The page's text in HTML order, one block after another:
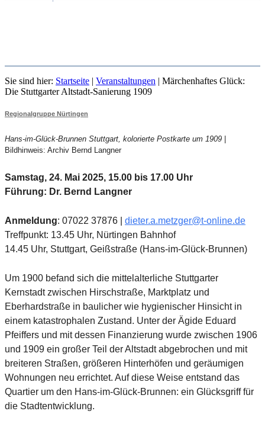
MÄRCHENHAFTES GLÜCK: DIE
STUTTGARTER ALTSTADT-
SANIERUNG 1909
Sie sind hier: Startseite | Veranstaltungen | Märchenhaftes Glück:
Die Stuttgarter Altstadt-Sanierung 1909
Regionalgruppe Nürtingen
Hans-im-Glück-Brunnen Stuttgart, kolorierte Postkarte um 1909 |
Bildhinweis: Archiv Bernd Langner
Samstag, 24. Mai 2025, 15.00 bis 17.00 Uhr
Führung: Dr. Bernd Langner
Anmeldung: 07022 37876 | dieter.a.metzger@t-online.de
Treffpunkt: 13.45 Uhr, Nürtingen Bahnhof
14.45 Uhr, Stuttgart, Geißstraße (Hans-im-Glück-Brunnen)
Um 1900 befand sich die mittelalterliche Stuttgarter
Kernstadt zwischen Hirschstraße, Marktplatz und
Eberhardstraße in baulicher wie hygienischer Hinsicht in
einem katastrophalen Zustand. Unter der Ägide Eduard
Pfeiffers und mit dessen Finanzierung wurde zwischen 1906
und 1909 ein großer Teil der Altstadt abgebrochen und mit
breiteren Straßen, größeren Hinterhöfen und geräumigen
Wohnungen neu errichtet. Auf diese Weise entstand das
Quartier um den Hans-im-Glück-Brunnen: ein Glücksgriff für
die Stadtentwicklung.